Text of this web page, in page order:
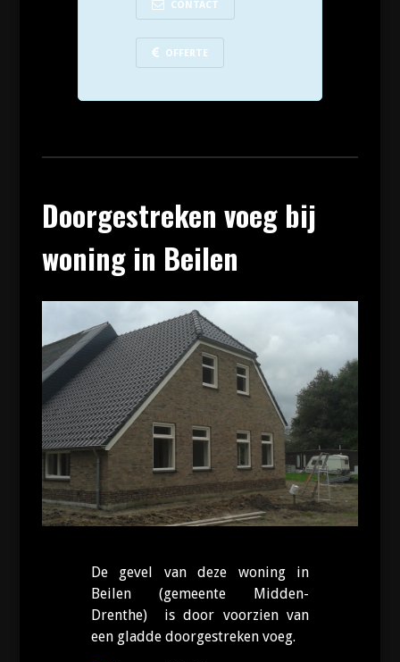
CONTACT
OFFERTE
Doorgestreken voeg bij
woning in Beilen
De gevel van deze woning in
Beilen (gemeente Midden-
Drenthe) is door voorzien van
een gladde doorgestreken voeg.